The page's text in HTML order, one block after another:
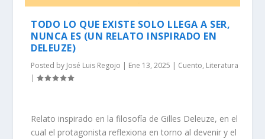
TODO LO QUE EXISTE SOLO LLEGA A SER,
NUNCA ES (UN RELATO INSPIRADO EN
DELEUZE)
Posted by José Luis Regojo | Ene 13, 2025 | Cuento, Literatura
|
Relato inspirado en la filosofía de Gilles Deleuze, en el
cual el protagonista reflexiona en torno al devenir y el